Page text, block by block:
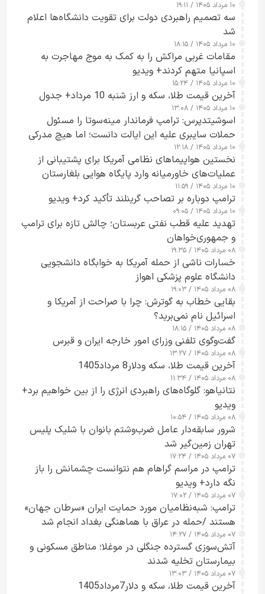
۱۰ مرداد ۱۴۰۵ / ۱۹:۱۱
سه تصمیم راهبردی دولت برای تقویت دانشگاه‌ها اعلام
شد
۱۰ مرداد ۱۴۰۵ / ۱۸:۱۵
مقامات غربی مراکش را به کمک به موج مهاجرت به
اسپانیا متهم کردند+ ویدیو
۱۰ مرداد ۱۴۰۵ / ۱۵:۲۴
آخرین قیمت طلا، سکه و ارز شنبه 10 مرداد+ جدول
۱۰ مرداد ۱۴۰۵ / ۱۳:۰۸
اسوشیتدپرس: ترامپ فرماندار مینه‌سوتا را مسئول
حملات سایبری علیه این ایالت دانست؛ اما هیچ مدرکی
ارائه نکرد
۱۰ مرداد ۱۴۰۵ / ۱۲:۱۸
نخستین هواپیماهای نظامی آمریکا برای پشتیبانی از
عملیات‌های خاورمیانه وارد پایگاه هوایی بلغارستان
شدند
۱۰ مرداد ۱۴۰۵ / ۱۱:۵۹
ترامپ دوباره بر تصاحب گرینلند تأکید کرد+ ویدیو
۱۰ مرداد ۱۴۰۵ / ۰۹:۰۵
تهدید علیه قطب نفتی عربستان؛ چالش تازه برای ترامپ
و جمهوری‌خواهان
۰۸ مرداد ۱۴۰۵ / ۱۹:۳۵
خسارات ناشی از حمله آمریکا به خوابگاه دانشجویی
دانشگاه علوم پزشکی اهواز
۰۸ مرداد ۱۴۰۵ / ۱۹:۰۳
بقایی خطاب به گوترش: چرا با صراحت از آمریکا و
اسرائیل نام نمی‌برید؟
۰۸ مرداد ۱۴۰۵ / ۱۸:۱۵
گفت‌وگوی تلفنی وزرای امور خارجه ایران و قبرس
۰۸ مرداد ۱۴۰۵ / ۱۳:۲۷
آخرین قیمت طلا، سکه ودلار8 مرداد1405
۰۸ مرداد ۱۴۰۵ / ۱۱:۳۴
نتانیاهو: گلوگاه‌های راهبردی انرژی را از بین خواهیم برد+
ویدیو
۰۸ مرداد ۱۴۰۵ / ۱۰:۵۴
شرور سابقه‌دار عامل ضرب‌وشتم بانوان با شلیک پلیس
تهران زمین‌گیر شد
۰۷ مرداد ۱۴۰۵ / ۱۷:۲۴
ترامپ در مراسم گراهام هم نتوانست چشمانش را باز
نگه دارد+ ویدیو
۰۷ مرداد ۱۴۰۵ / ۱۷:۰۲
ترامپ: شبه‌نظامیان مورد حمایت ایران «سرطان جهان»
هستند /حمله در عراق با هماهنگی بغداد انجام شد
۰۷ مرداد ۱۴۰۵ / ۱۴:۲۷
آتش‌سوزی گسترده جنگلی در موغلا؛ مناطق مسکونی و
بیمارستان تخلیه شدند
۰۷ مرداد ۱۴۰۵ / ۱۳:۰۳
آخرین قیمت طلا، سکه و دلار7مرداد1405